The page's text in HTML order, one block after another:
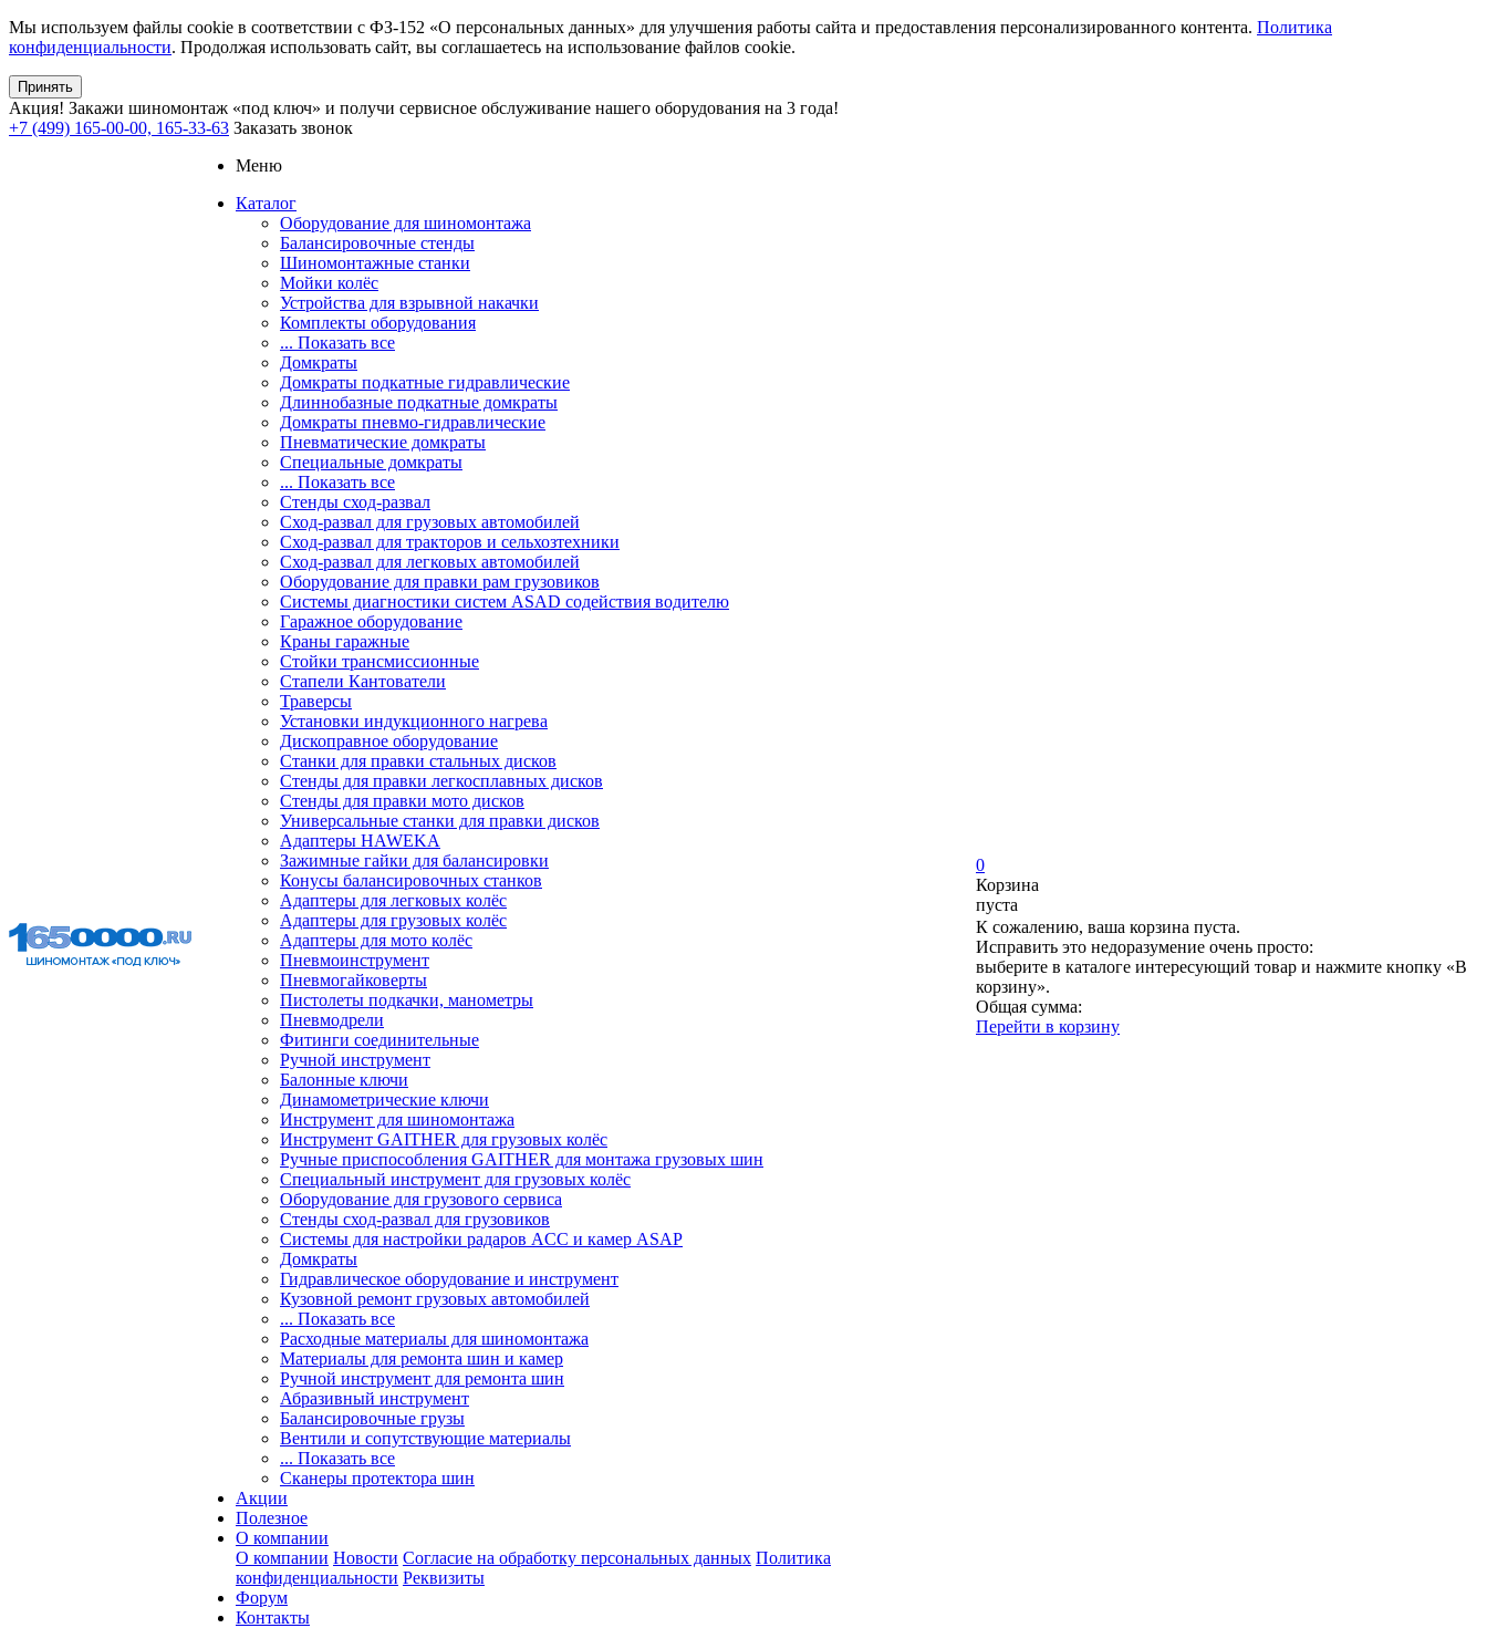
Мы используем файлы cookie в соответствии с ФЗ-152 «О персональных данных» для улучшения работы сайта и предоставления персонализированного контента. Политика
конфиденциальности. Продолжая использовать сайт, вы соглашаетесь на использование файлов cookie.
Принять
Акция! Закажи шиномонтаж «под ключ» и получи сервисное обслуживание нашего оборудования на 3 года!
+7 (499) 165-00-00, 165-33-63 Заказать звонок
Меню
Каталог
Оборудование для шиномонтажа
Балансировочные стенды
Шиномонтажные станки
Мойки колёс
Устройства для взрывной накачки
Комплекты оборудования
... Показать все
Домкраты
Домкраты подкатные гидравлические
Длиннобазные подкатные домкраты
Домкраты пневмо-гидравлические
Пневматические домкраты
Специальные домкраты
... Показать все
Стенды сход-развал
Сход-развал для грузовых автомобилей
Сход-развал для тракторов и сельхозтехники
Сход-развал для легковых автомобилей
Оборудование для правки рам грузовиков
Системы диагностики систем ASAD содействия водителю
Гаражное оборудование
Краны гаражные
Стойки трансмиссионные
Стапели Кантователи
Траверсы
Установки индукционного нагрева
Дископравное оборудование
Станки для правки стальных дисков
Стенды для правки легкосплавных дисков
Стенды для правки мото дисков
Универсальные станки для правки дисков
Адаптеры HAWEKA
Зажимные гайки для балансировки
Конусы балансировочных станков
Адаптеры для легковых колёс
Адаптеры для грузовых колёс
Адаптеры для мото колёс
Пневмоинструмент
Пневмогайковерты
Пистолеты подкачки, манометры
Пневмодрели
Фитинги соединительные
Ручной инструмент
Балонные ключи
Динамометрические ключи
Инструмент для шиномонтажа
Инструмент GAITHER для грузовых колёс
Ручные приспособления GAITHER для монтажа грузовых шин
Специальный инструмент для грузовых колёс
Оборудование для грузового сервиса
Стенды сход-развал для грузовиков
Системы для настройки радаров ACC и камер ASAP
Домкраты
Гидравлическое оборудование и инструмент
Кузовной ремонт грузовых автомобилей
... Показать все
Расходные материалы для шиномонтажа
Материалы для ремонта шин и камер
Ручной инструмент для ремонта шин
Абразивный инструмент
Балансировочные грузы
Вентили и сопутствующие материалы
... Показать все
Сканеры протектора шин
Акции
Полезное
О компании
О компании Новости Согласие на обработку персональных данных Политика
конфиденциальности Реквизиты
Форум
Контакты
0
Корзина
пуста
К сожалению, ваша корзина пуста.
Исправить это недоразумение очень просто:
выберите в каталоге интересующий товар и нажмите кнопку «В
корзину».
Общая сумма:
Перейти в корзину